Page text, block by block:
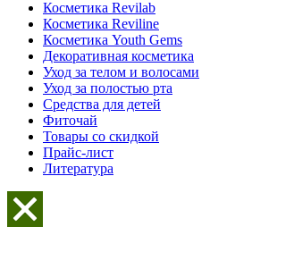
Косметика Revilab
Косметика Reviline
Косметика Youth Gems
Декоративная косметика
Уход за телом и волосами
Уход за полостью рта
Средства для детей
Фиточай
Товары со скидкой
Прайс-лист
Литература